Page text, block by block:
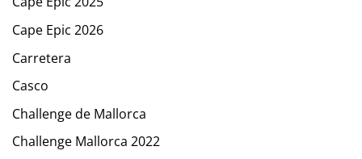
Cape Epic 2026
Carretera
Casco
Challenge de Mallorca
Challenge Mallorca 2022